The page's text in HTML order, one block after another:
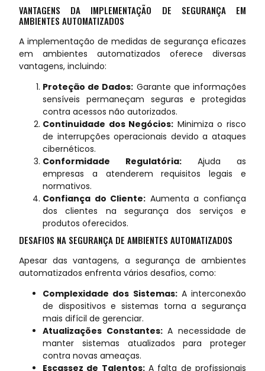
VANTAGENS DA IMPLEMENTAÇÃO DE SEGURANÇA EM
AMBIENTES AUTOMATIZADOS
A implementação de medidas de segurança eficazes
em ambientes automatizados oferece diversas
vantagens, incluindo:
Proteção de Dados: Garante que informações
sensíveis permaneçam seguras e protegidas
contra acessos não autorizados.
Continuidade dos Negócios: Minimiza o risco
de interrupções operacionais devido a ataques
cibernéticos.
Conformidade Regulatória: Ajuda as
empresas a atenderem requisitos legais e
normativos.
Confiança do Cliente: Aumenta a confiança
dos clientes na segurança dos serviços e
produtos oferecidos.
DESAFIOS NA SEGURANÇA DE AMBIENTES AUTOMATIZADOS
Apesar das vantagens, a segurança de ambientes
automatizados enfrenta vários desafios, como:
Complexidade dos Sistemas:A interconexão
de dispositivos e sistemas torna a segurança
mais difícil de gerenciar.
Atualizações Constantes:A necessidade de
manter sistemas atualizados para proteger
contra novas ameaças.
Escassez de Talentos:A falta de profissionais